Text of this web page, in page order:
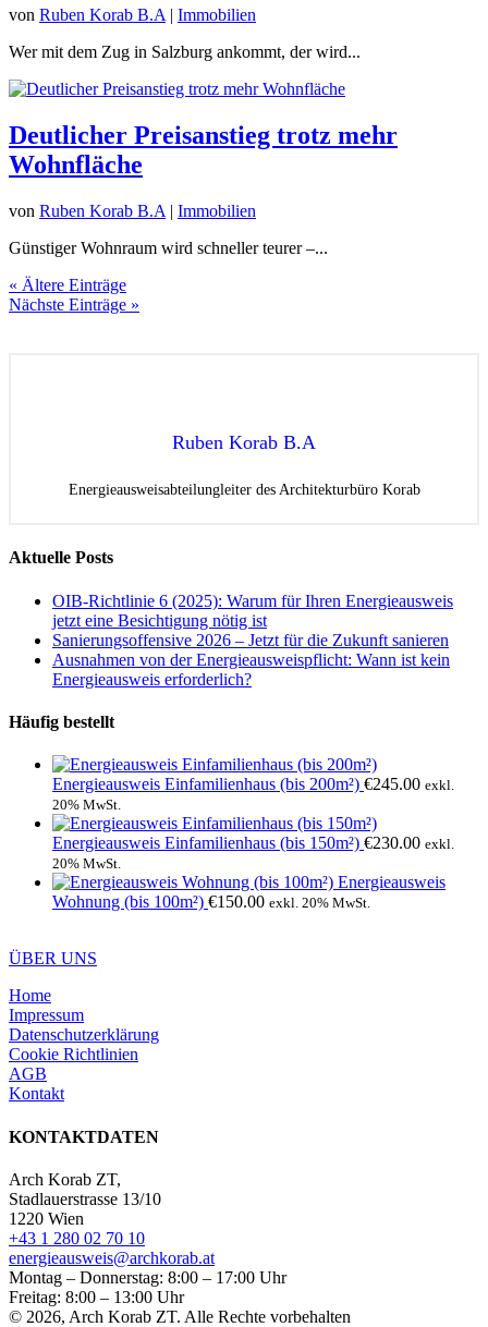
von Ruben Korab B.A| Immobilien
Wer mit dem Zug in Salzburg ankommt, der wird...
Deutlicher Preisanstieg trotz mehr
Wohnfläche
von Ruben Korab B.A | Immobilien
Günstiger Wohnraum wird schneller teurer –...
« Ältere Einträge
Nächste Einträge »
Ruben Korab B.A
Energieausweisabteilungleiter des Architekturbüro Korab
Aktuelle Posts
OIB-Richtlinie 6 (2025): Warum für Ihren Energieausweis
jetzt eine Besichtigung nötig ist
Sanierungsoffensive 2026 – Jetzt für die Zukunft sanieren
Ausnahmen von der Energieausweispflicht: Wann ist kein
Energieausweis erforderlich?
Häufig bestellt
Energieausweis Einfamilienhaus (bis 200m²) €245.00 exkl.
20% MwSt.
Energieausweis Einfamilienhaus (bis 150m²) €230.00 exkl.
20% MwSt.
Energieausweis
Wohnung (bis 100m²) €150.00 exkl. 20% MwSt.
ÜBER UNS
Home
Impressum
Datenschutzerklärung
Cookie Richtlinien
AGB
Kontakt
KONTAKTDATEN
Arch Korab ZT,
Stadlauerstrasse 13/10
1220 Wien
+43 1 280 02 70 10
energieausweis@archkorab.at
Montag – Donnerstag: 8:00 – 17:00 Uhr
Freitag: 8:00 – 13:00 Uhr
© 2026, Arch Korab ZT. Alle Rechte vorbehalten